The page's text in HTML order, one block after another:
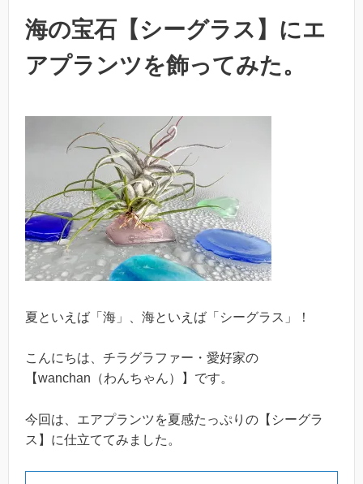
海の宝石【シーグラス】にエ
アプランツを飾ってみた。
夏といえば「海」、海といえば「シーグラス」！
こんにちは、チラグラファー・愛好家の
【wanchan（わんちゃん）】です。
今回は、エアプランツを夏感たっぷりの【シーグラ
ス】に仕立ててみました。